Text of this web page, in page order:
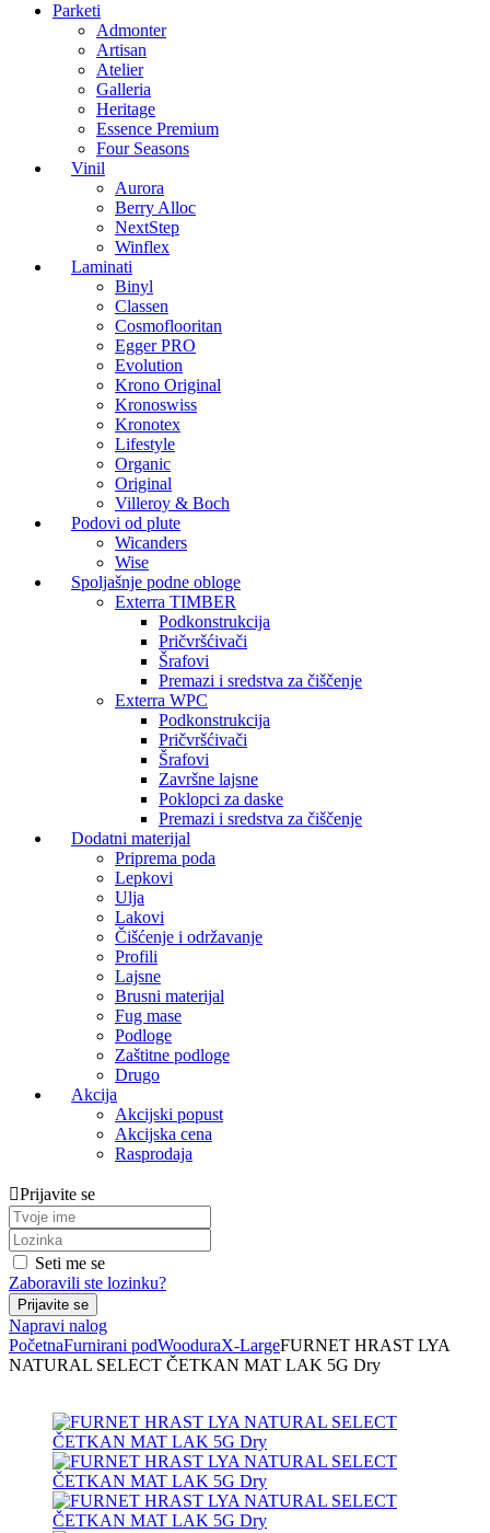
Parketi
Admonter
Artisan
Atelier
Galleria
Heritage
Essence Premium
Four Seasons
Vinil
Aurora
Berry Alloc
NextStep
Winflex
Laminati
Binyl
Classen
Cosmoflooritan
Egger PRO
Evolution
Krono Original
Kronoswiss
Kronotex
Lifestyle
Organic
Original
Villeroy & Boch
Podovi od plute
Wicanders
Wise
Spoljašnje podne obloge
Exterra TIMBER
Podkonstrukcija
Pričvršćivači
Šrafovi
Premazi i sredstva za čiščenje
Exterra WPC
Podkonstrukcija
Pričvršćivači
Šrafovi
Završne lajsne
Poklopci za daske
Premazi i sredstva za čiščenje
Dodatni materijal
Priprema poda
Lepkovi
Ulja
Lakovi
Čišćenje i održavanje
Profili
Lajsne
Brusni materijal
Fug mase
Podloge
Zaštitne podloge
Drugo
Akcija
Akcijski popust
Akcijska cena
Rasprodaja
Prijavite se
Seti me se
Zaboravili ste lozinku?
Napravi nalog
PočetnaFurnirani podWooduraX-LargeFURNET HRAST LYA
NATURAL SELECT ČETKAN MAT LAK 5G Dry